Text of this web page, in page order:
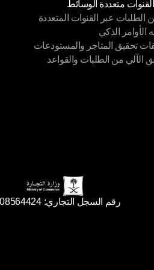
القنوات متعددة الوسائط
متعددة الوسائط
الطلبات عبر القنوات المتعددة
الطلبات عبر القنوات المتعددة
الأوامر الذكي
الأوامر الذكي
تحقيق المتاجر والمستودعات
تحقيق المتاجر والمستودعات
الآلي من الطلبات والقواعد
رقم السجل التجاري: 7008564424